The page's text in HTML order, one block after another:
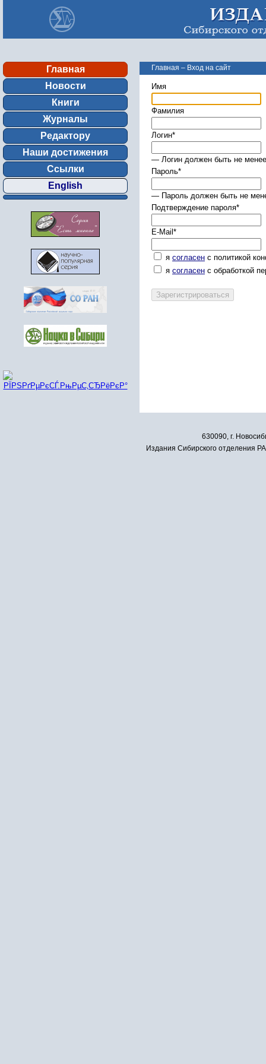
Главная
Новости
Книги
Журналы
Редактору
Наши достижения
Ссылки
English
Главная – Вход на сайт
Имя
Фамилия
Логин*
— Логин должен быть не
Пароль*
— Пароль должен быть не
Подтверждение пароля*
E-Mail *
я согласен с политикой
я согласен с обработкой
630090, г.
Издания Сибирского отделения